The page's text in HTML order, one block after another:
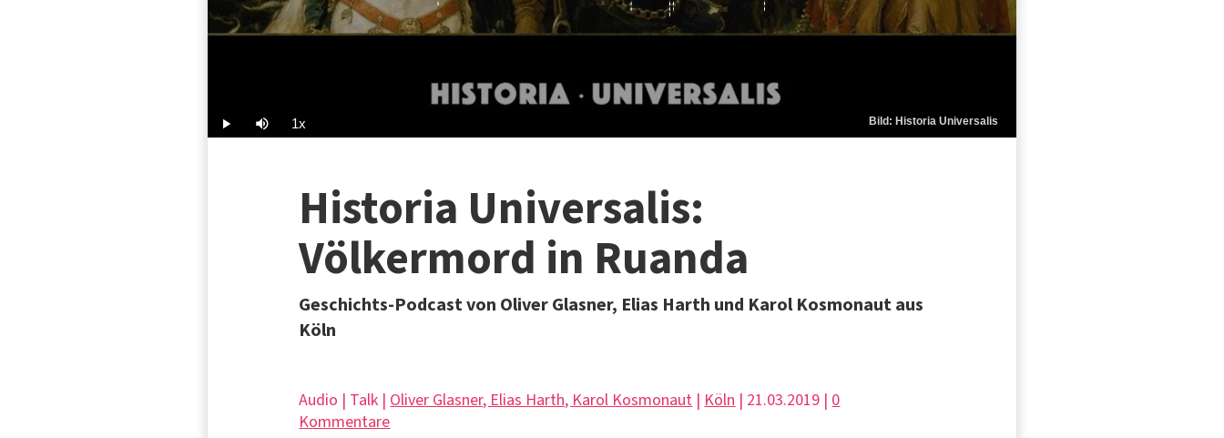
Play Mute 1xPlayback
Rate
Bild: Historia Universalis
Historia Universalis:
Völkermord in Ruanda
Geschichts-Podcast von Oliver Glasner, Elias Harth und Karol Kosmonaut aus
Köln
Audio | Talk | Oliver Glasner, Elias Harth, Karol Kosmonaut | Köln | 21.03.2019 | 0
Kommentare